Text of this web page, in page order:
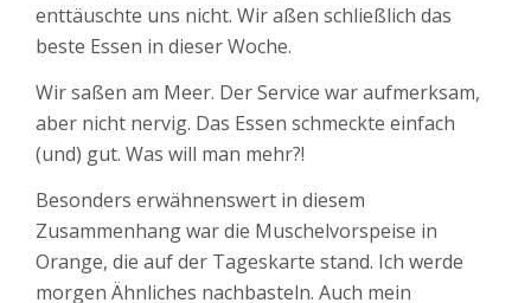
enttäuschte uns nicht. Wir aßen schließlich das
beste Essen in dieser Woche.
Wir saßen am Meer. Der Service war aufmerksam,
aber nicht nervig. Das Essen schmeckte einfach
(und) gut. Was will man mehr?!
Besonders erwähnenswert in diesem
Zusammenhang war die Muschelvorspeise in
Orange, die auf der Tageskarte stand. Ich werde
morgen Ähnliches nachbasteln. Auch mein